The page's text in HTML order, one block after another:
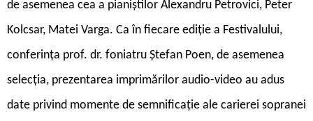
de asemenea cea a pianiștilor Alexandru Petrovici, Peter
Kolcsar, Matei Varga. Ca în fiecare ediție a Festivalului,
conferința prof. dr. foniatru Ștefan Poen, de asemenea
selecția, prezentarea imprimărilor audio-video au adus
date privind momente de semnificație ale carierei sopranei